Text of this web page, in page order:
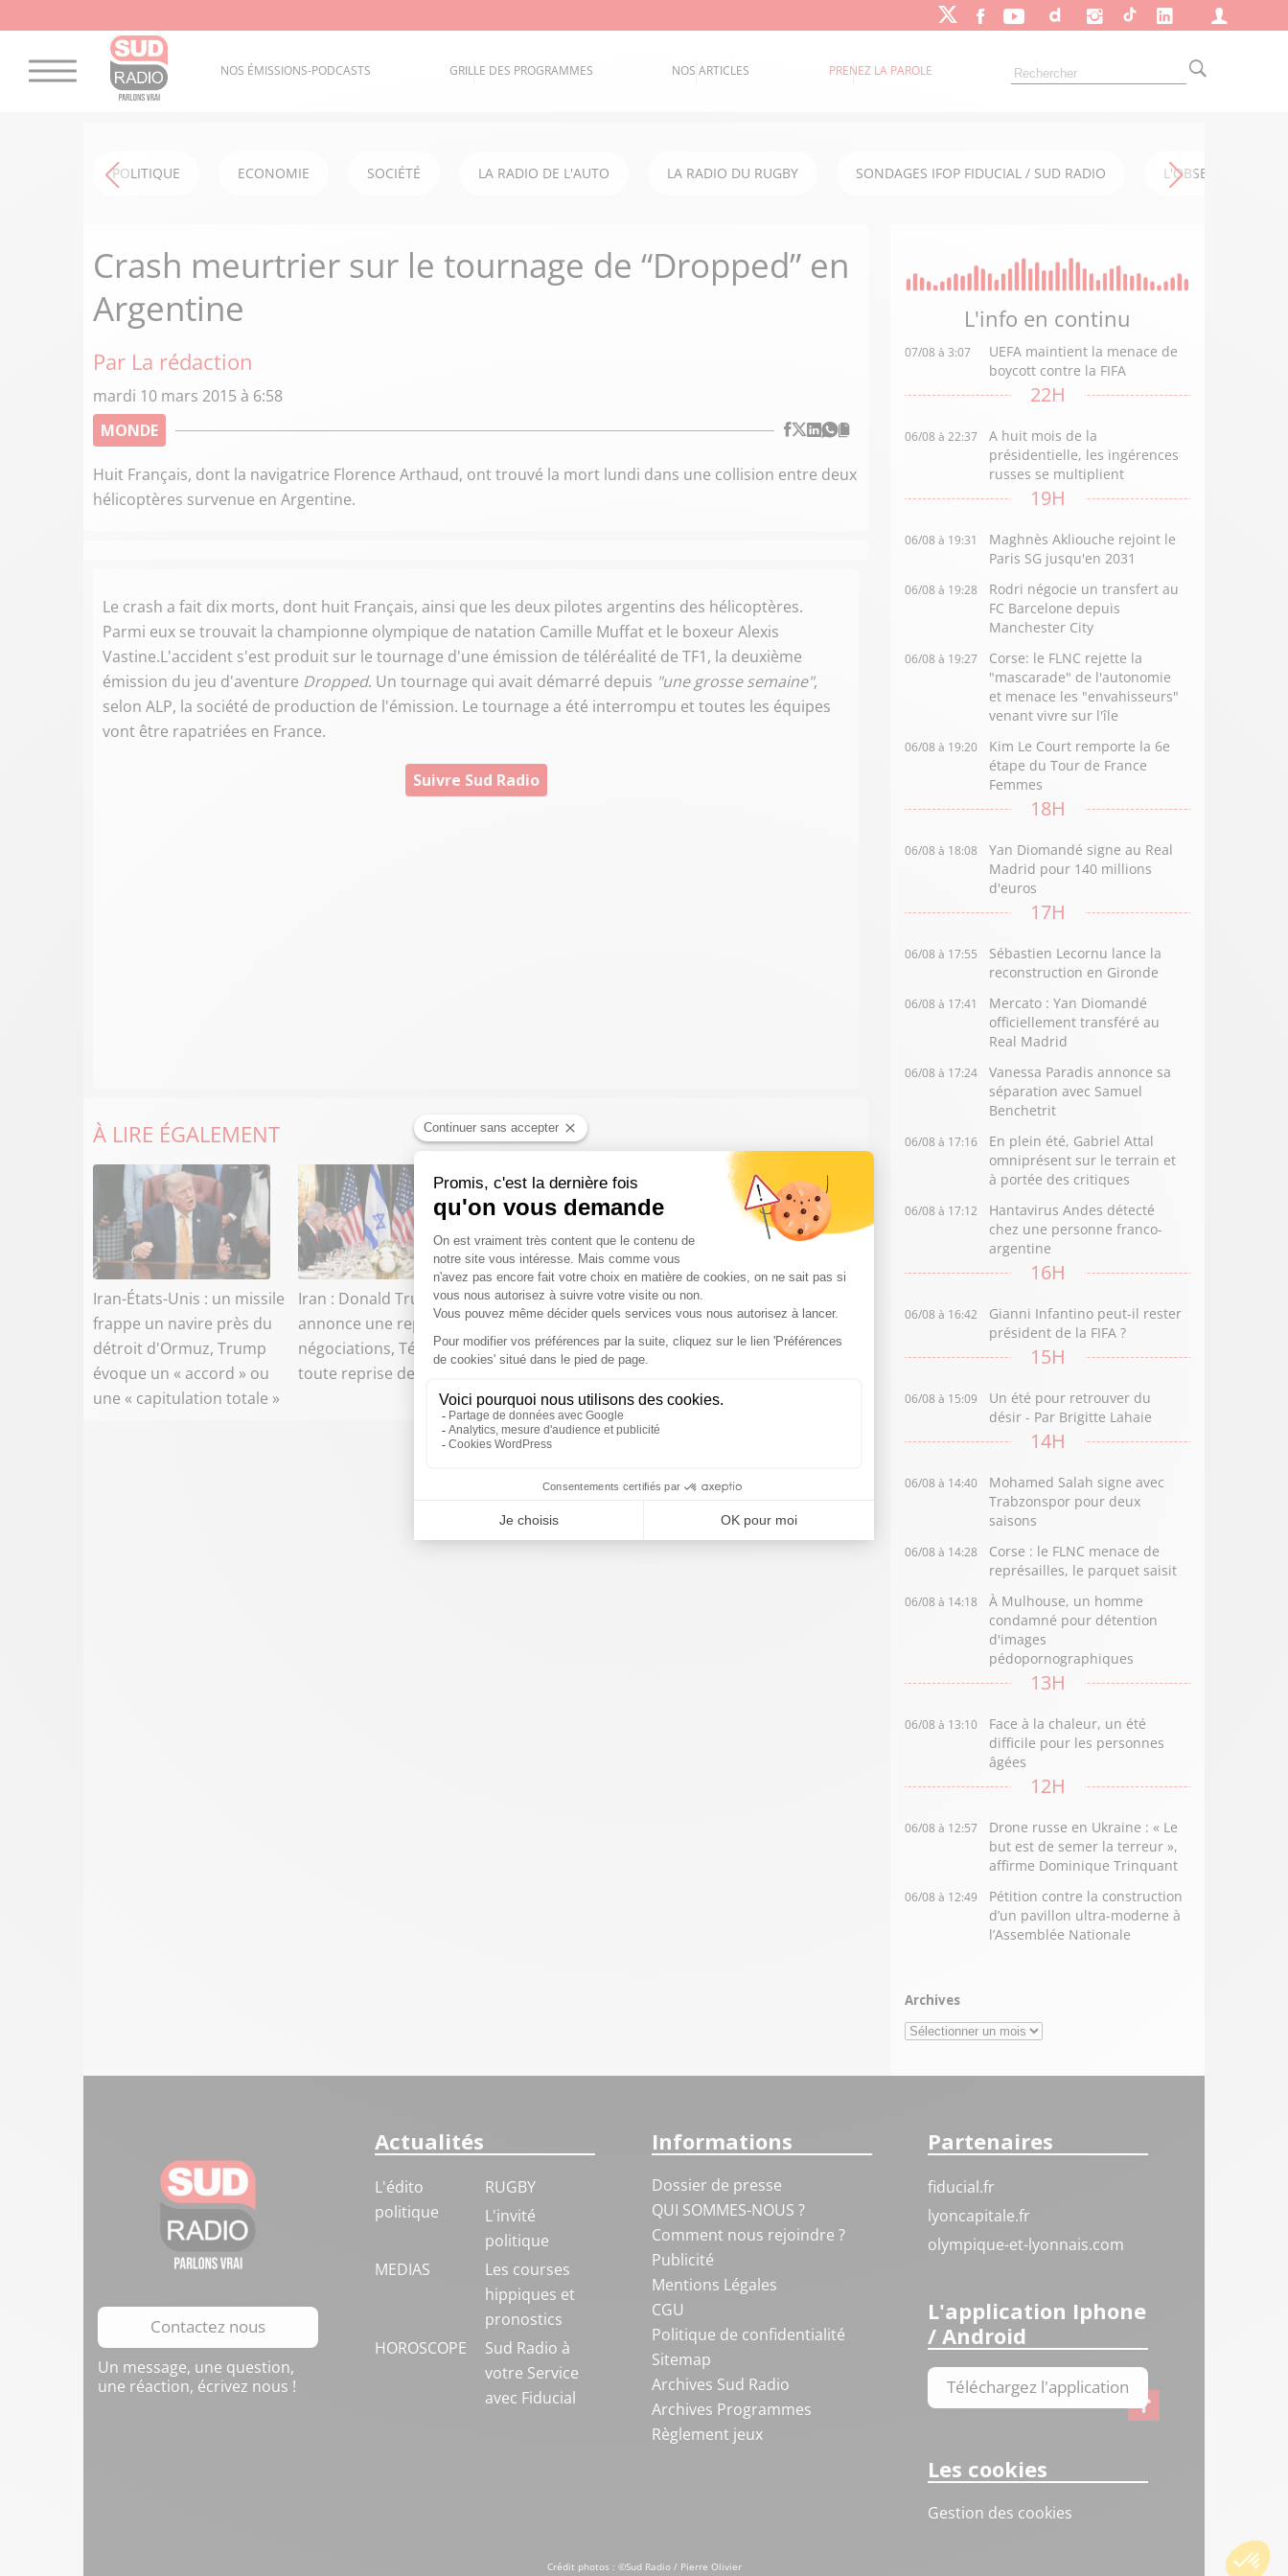
NOS ÉMISSIONS-PODCASTS GRILLE DES PROGRAMMES NOS ARTICLES PRENEZ LA PAROLE
POLITIQUE ECONOMIE SOCIÉTÉ LA RADIO DE L'AUTO LA RADIO DU RUGBY SONDAGES IFOP FIDUCIAL / SUD RADIO L'OBSERVATOIRE
Crash meurtrier sur le tournage de “Dropped” en
Argentine
Par La rédaction
mardi 10 mars 2015 à 6:58
MONDE
Huit Français, dont la navigatrice Florence Arthaud, ont trouvé la mort lundi dans une collision entre deux
hélicoptères survenue en Argentine.
Le crash a fait dix morts, dont huit Français, ainsi que les deux pilotes argentins des hélicoptères.
Parmi eux se trouvait la championne olympique de natation Camille Muffat et le boxeur Alexis
Vastine.L'accident s'est produit sur le tournage d'une émission de téléréalité de TF1, la deuxième
émission du jeu d'aventure Dropped. Un tournage qui avait démarré depuis "une grosse semaine",
selon ALP, la société de production de l'émission. Le tournage a été interrompu et toutes les équipes
vont être rapatriées en France.
Suivre Sud Radio
À LIRE ÉGALEMENT
Iran-États-Unis : un missile
frappe un navire près du
détroit d'Ormuz, Trump
évoque un « accord » ou
une « capitulation totale »
Iran : Donald Trump
annonce une reprise des
négociations, Téhéran nie
toute reprise de dialogue
Ceuta : "Il s’agissait d’une
attaque hybride"
Espagne : près de 50 000
migrants à Ceuta en 24
heures, l'Italie menace de
L'info en continu
07/08 à 3:07
UEFA maintient la menace de
boycott contre la FIFA
22H
06/08 à 22:37
A huit mois de la
présidentielle, les ingérences
russes se multiplient
19H
06/08 à 19:31
Maghnès Akliouche rejoint le
Paris SG jusqu'en 2031
06/08 à 19:28
Rodri négocie un transfert au
FC Barcelone depuis
Manchester City
06/08 à 19:27
Corse: le FLNC rejette la
"mascarade" de l'autonomie
et menace les "envahisseurs"
venant vivre sur l'île
06/08 à 19:20
Kim Le Court remporte la 6e
étape du Tour de France
Femmes
18H
06/08 à 18:08
Yan Diomandé signe au Real
Madrid pour 140 millions
d'euros
17H
06/08 à 17:55
Sébastien Lecornu lance la
reconstruction en Gironde
06/08 à 17:41
Mercato : Yan Diomandé
officiellement transféré au
Real Madrid
06/08 à 17:24
Vanessa Paradis annonce sa
séparation avec Samuel
Benchetrit
06/08 à 17:16
En plein été, Gabriel Attal
omniprésent sur le terrain et
à portée des critiques
06/08 à 17:12
Hantavirus Andes détecté
chez une personne franco-
argentine
16H
06/08 à 16:42
Gianni Infantino peut-il rester
président de la FIFA ?
15H
06/08 à 15:09
Un été pour retrouver du
désir - Par Brigitte Lahaie
14H
06/08 à 14:40
Mohamed Salah signe avec
Trabzonspor pour deux
saisons
06/08 à 14:28
Corse : le FLNC menace de
représailles, le parquet saisit
06/08 à 14:18
À Mulhouse, un homme
condamné pour détention
d'images
pédopornographiques
13H
06/08 à 13:10
Face à la chaleur, un été
difficile pour les personnes
âgées
12H
06/08 à 12:57
Drone russe en Ukraine : « Le
but est de semer la terreur »,
affirme Dominique Trinquant
06/08 à 12:49
Pétition contre la construction
d’un pavillon ultra-moderne à
l’Assemblée Nationale
Archives
Archives
Contactez nous
Un message, une question,
une réaction, écrivez nous !
Actualités
L'édito
politique
RUGBY
L'invité
politique
MEDIAS
Les courses
hippiques et
pronostics
HOROSCOPE
Sud Radio à
votre Service
avec Fiducial
Informations
Dossier de presse
QUI SOMMES-NOUS ?
Comment nous rejoindre ?
Publicité
Mentions Légales
CGU
Politique de confidentialité
Sitemap
Archives Sud Radio
Archives Programmes
Règlement jeux
Partenaires
fiducial.fr
lyoncapitale.fr
olympique-et-lyonnais.com
L'application Iphone
/ Android
Téléchargez l'application
Les cookies
Gestion des cookies
Crédit photos : ©Sud Radio / Pierre Olivier